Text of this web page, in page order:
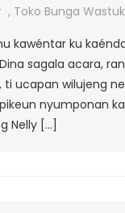
, Toko Bunga
kawéntar ku
sagala acara,
ucapan wilujeng
nyumponan
Nelly […]